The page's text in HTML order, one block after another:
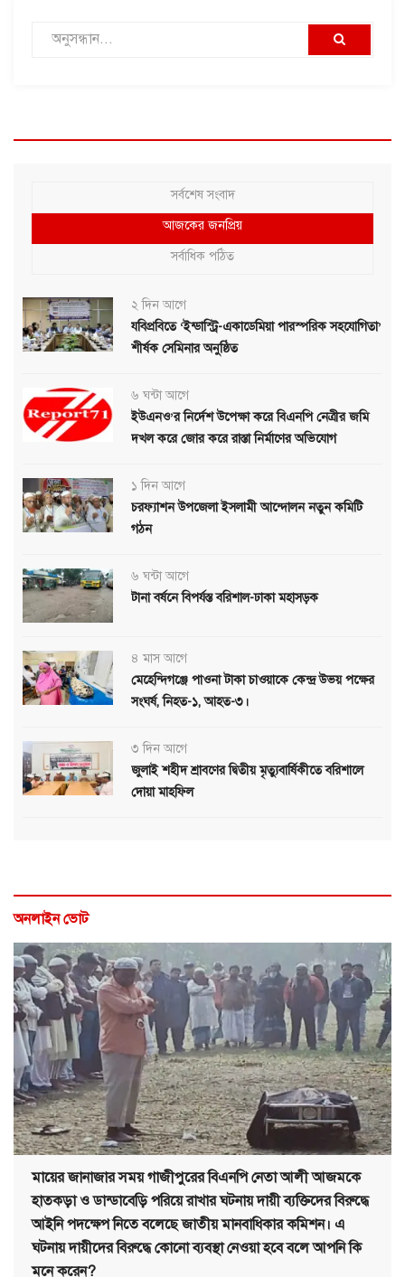
সর্বশেষ সংবাদ
আজকের জনপ্রিয়
সর্বাধিক পঠিত
২ দিন আগে
যবিপ্রবিতে ‘ইন্ডাস্ট্রি-একাডেমিয়া পারস্পরিক সহযোগিতা’
শীর্ষক সেমিনার অনুষ্ঠিত
৬ ঘন্টা আগে
ইউএনও’র নির্দেশ উপেক্ষা করে বিএনপি নেত্রীর জমি
দখল করে জোর করে রাস্তা নির্মাণের অভিযোগ
১ দিন আগে
চরফ্যাশন উপজেলা ইসলামী আন্দোলন নতুন কমিটি
গঠন
৬ ঘন্টা আগে
টানা বর্ষনে বিপর্যস্ত বরিশাল-ঢাকা মহাসড়ক
৪ মাস আগে
মেহেন্দিগঞ্জে পাওনা টাকা চাওয়াকে কেন্দ্র উভয় পক্ষের
সংঘর্ষ, নিহত-১, আহত-৩।
৩ দিন আগে
জুলাই শহীদ শ্রাবণের দ্বিতীয় মৃত্যুবার্ষিকীতে বরিশালে
দোয়া মাহফিল
অনলাইন ভোট
মায়ের জানাজার সময় গাজীপুরের বিএনপি নেতা আলী আজমকে
হাতকড়া ও ডান্ডাবেড়ি পরিয়ে রাখার ঘটনায় দায়ী ব্যক্তিদের বিরুদ্ধে
আইনি পদক্ষেপ নিতে বলেছে জাতীয় মানবাধিকার কমিশন। এ
ঘটনায় দায়ীদের বিরুদ্ধে কোনো ব্যবস্থা নেওয়া হবে বলে আপনি কি
মনে করেন?